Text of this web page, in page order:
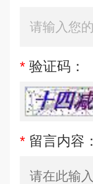
* 验证码：
* 留言内容：